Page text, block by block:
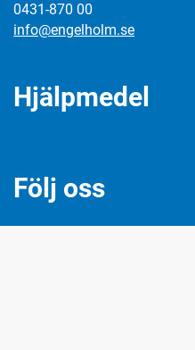
0431-870 00
info@engelholm.se
Hjälpmedel
Följ oss